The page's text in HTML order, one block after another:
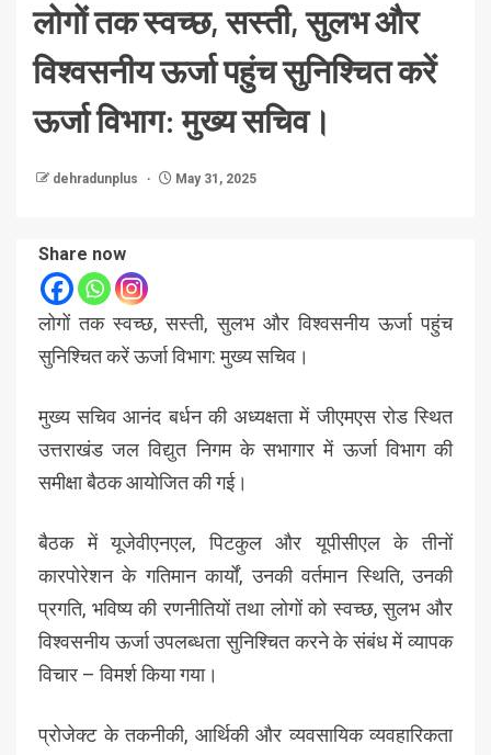
लोगों तक स्वच्छ, सस्ती, सुलभ और
विश्वसनीय ऊर्जा पहुंच सुनिश्चित करें
ऊर्जा विभाग: मुख्य सचिव।
dehradunplus May 31, 2025
Share now
लोगों तक स्वच्छ, सस्ती, सुलभ और विश्वसनीय ऊर्जा पहुंच
सुनिश्चित करें ऊर्जा विभाग: मुख्य सचिव।
मुख्य सचिव आनंद बर्धन की अध्यक्षता में जीएमएस रोड स्थित
उत्तराखंड जल विद्युत निगम के सभागार में ऊर्जा विभाग की
समीक्षा बैठक आयोजित की गई।
बैठक में यूजेवीएनएल, पिटकुल और यूपीसीएल के तीनों
कारपोरेशन के गतिमान कार्यों, उनकी वर्तमान स्थिति, उनकी
प्रगति, भविष्य की रणनीतियों तथा लोगों को स्वच्छ, सुलभ और
विश्वसनीय ऊर्जा उपलब्धता सुनिश्चित करने के संबंध में व्यापक
विचार – विमर्श किया गया।
प्रोजेक्ट के तकनीकी, आर्थिकी और व्यवसायिक व्यवहारिकता